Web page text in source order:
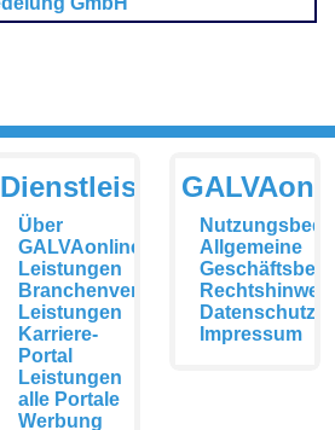
Dienstleistungen
Über
GALVAonline
Leistungen
Branchenverzeichnis
Leistungen
Karriere-
Portal
Leistungen
alle Portale
Werbung
Allgemeine
Impressum